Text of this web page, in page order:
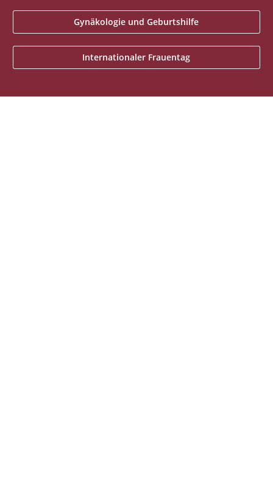
Gynäkologie und Geburtshilfe
Internationaler Frauentag